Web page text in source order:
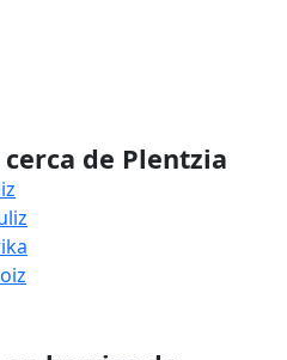
de Plentzia